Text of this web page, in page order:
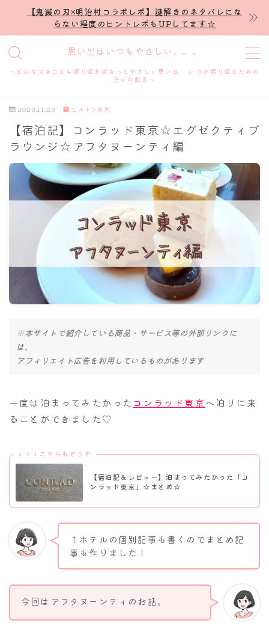
【鬼滅の刃×明治村コラボレポ】謎解きのネタバレにな
らない程度のヒントレポもUPしてます☆
思い出はいつもやさしい。。。
～どんなできごとも振り返ればきっとやさしい思い出 いつか振り返るための
日々の戯言～
MENU
プロフィール
謎解き
ホテル滞在記
舞台・ライブ
名古屋
ナナちゃん人形
2023.11.23 ヒルトン系列
【宿泊記】コンラッド東京☆エグゼクティブ
ラウンジ☆アフタヌーンティ編
※本サイトで紹介している商品・サービス等の外部リンクに
は、
アフィリエイト広告を利用しているものがあります
一度は泊まってみたかった コンラッド東京へ泊りに来
ることができました♡
↓⇩↓こちらもどうぞ
【宿泊記＆レビュー】泊まってみたかった「コ
ンラッド東京」☆まとめ☆
↑ホテルの個別記事も書くのでまとめ記
事も作りました！
今回はアフタヌーンティのお話。